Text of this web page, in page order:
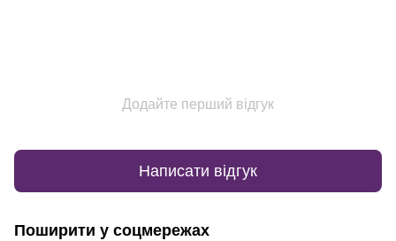
Додайте перший відгук
Написати відгук
Поширити у соцмережах